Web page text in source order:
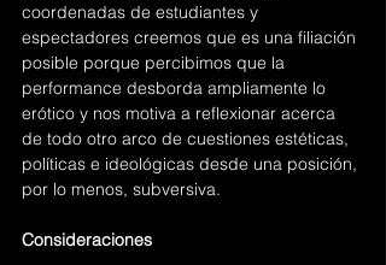
coordenadas de estudiantes y
espectadores creemos que es una filiación
posible porque percibimos que la
performance desborda ampliamente lo
erótico y nos motiva a reflexionar acerca
de todo otro arco de cuestiones estéticas,
políticas e ideológicas desde una posición,
por lo menos, subversiva.
Consideraciones